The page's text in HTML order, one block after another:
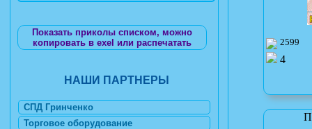
2599
4
Показать приколы списком, можно
копировать в exel или распечатать
НАШИ ПАРТНЕРЫ
СПД Гринченко
Торговое оборудование